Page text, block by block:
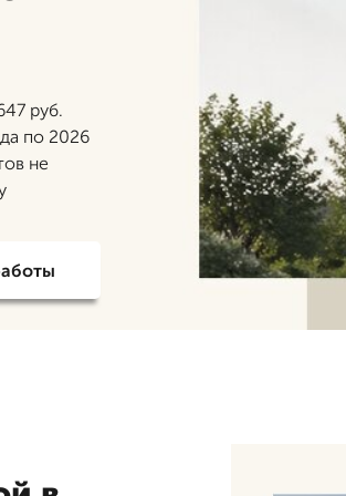
руб.
по 2026
не